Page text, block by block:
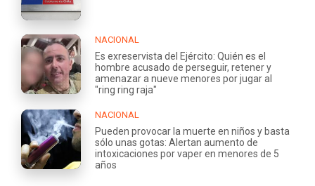
NACIONAL
Es exreservista del Ejército: Quién es el
hombre acusado de perseguir, retener y
amenazar a nueve menores por jugar al
"ring ring raja"
NACIONAL
Pueden provocar la muerte en niños y basta
sólo unas gotas: Alertan aumento de
intoxicaciones por vaper en menores de 5
años